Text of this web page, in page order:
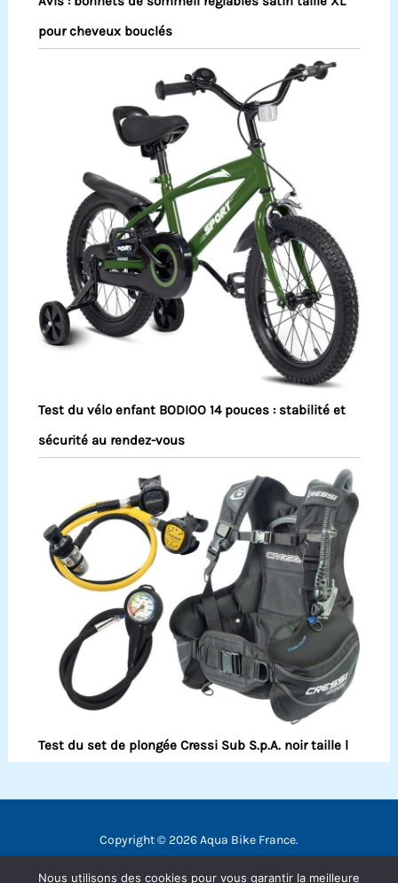
pour cheveux bouclés
Test du vélo enfant BODIOO 14 pouces : stabilité et
sécurité au rendez-vous
Test du set de plongée Cressi Sub S.p.A. noir taille l
Copyright © 2026 Aqua Bike France.
Contact
Nous utilisons des cookies pour vous garantir la meilleure